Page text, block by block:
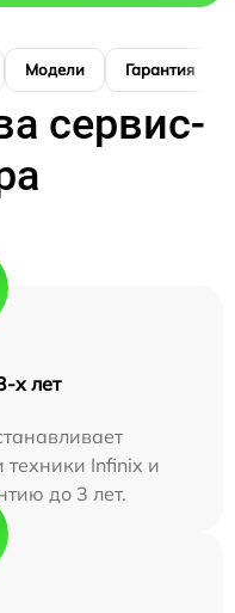
Модели Гарантия
сервис-
х лет
техники Infinix и
до 3 лет.